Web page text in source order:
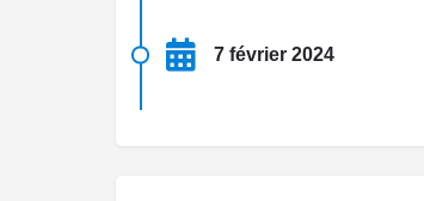
7 février 2024